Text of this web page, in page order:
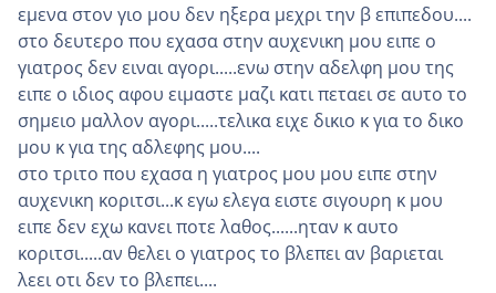
εμενα στον γιο μου δεν ηξερα μεχρι την β επιπεδου....
στο δευτερο που εχασα στην αυχενικη μου ειπε ο
γιατρος δεν ειναι αγορι.....ενω στην αδελφη μου της
ειπε ο ιδιος αφου ειμαστε μαζι κατι πεταει σε αυτο το
σημειο μαλλον αγορι.....τελικα ειχε δικιο κ για το δικο
μου κ για της αδλεφης μου....
στο τριτο που εχασα η γιατρος μου μου ειπε στην
αυχενικη κοριτσι...κ εγω ελεγα ειστε σιγουρη κ μου
ειπε δεν εχω κανει ποτε λαθος......ηταν κ αυτο
κοριτσι.....αν θελει ο γιατρος το βλεπει αν βαριεται
λεει οτι δεν το βλεπει....